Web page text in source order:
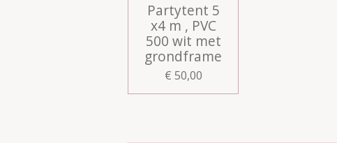
Partytent 5
x4 m , PVC
500 wit met
grondframe
€ 50,00